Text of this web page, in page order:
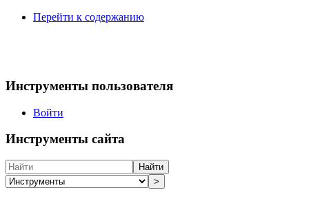
Перейти к содержанию
Инструменты пользователя
Войти
Инструменты сайта
Найти
>